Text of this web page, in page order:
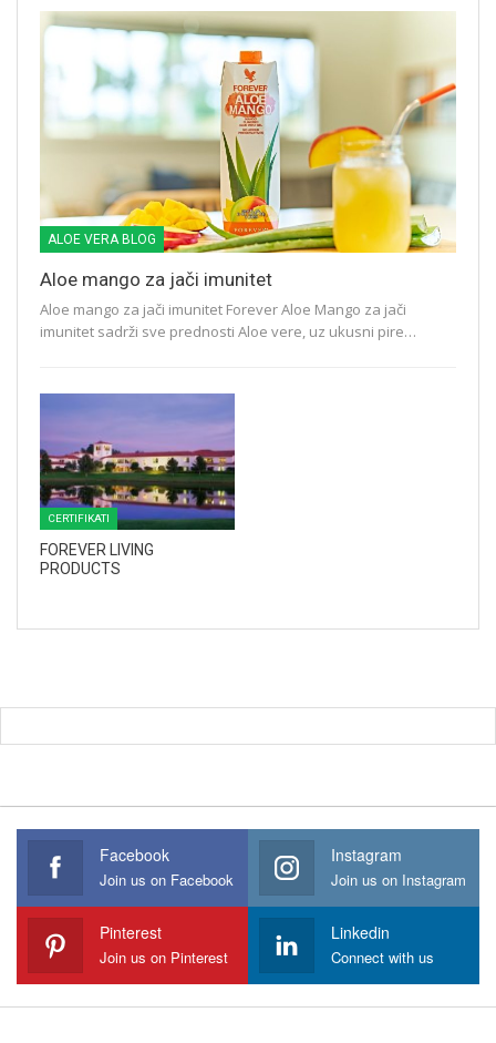
ALOE VERA BLOG
Aloe mango za jači imunitet
Aloe mango za jači imunitet Forever Aloe Mango za jači
imunitet sadrži sve prednosti Aloe vere, uz ukusni pire…
CERTIFIKATI
FOREVER LIVING
PRODUCTS
Facebook
Join us on Facebook
Instagram
Join us on Instagram
Pinterest
Join us on Pinterest
Linkedin
Connect with us